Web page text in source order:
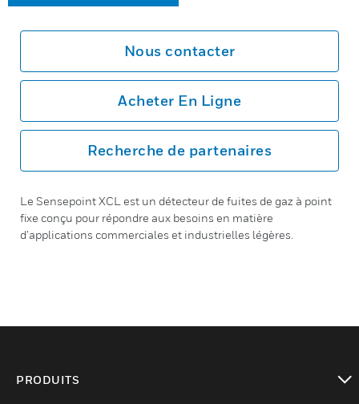
Nous contacter
Acheter En Ligne
Recherche de partenaires
Le Sensepoint XCL est un détecteur de fuites de gaz à point
fixe conçu pour répondre aux besoins en matière
d’applications commerciales et industrielles légères.
PRODUITS